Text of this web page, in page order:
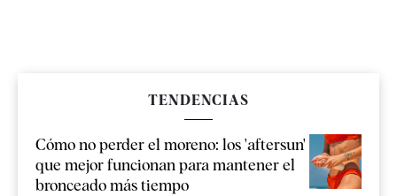
TENDENCIAS
Cómo no perder el moreno: los 'aftersun'
que mejor funcionan para mantener el
bronceado más tiempo